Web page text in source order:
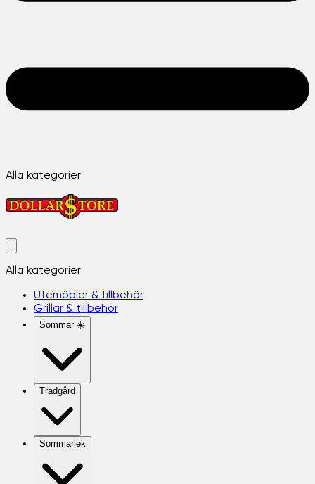
Alla kategorier
Alla kategorier
Utemöbler & tillbehör
Grillar & tillbehör
Sommar ☀️
Trädgård
Sommarlek